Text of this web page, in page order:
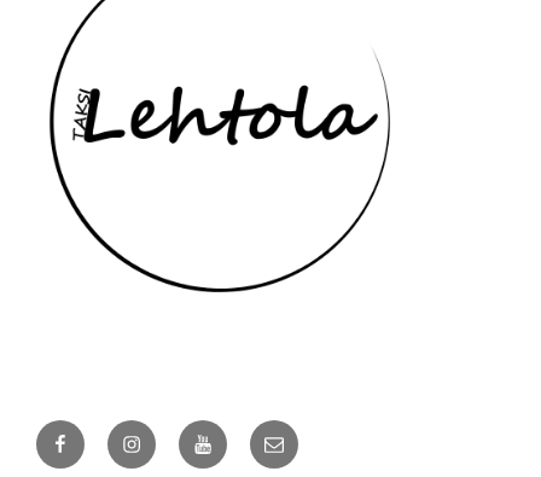
FacebookInstagramYouTubeSähköposti
Näin saat meihin yhteyden:
Soita ja tilaa.